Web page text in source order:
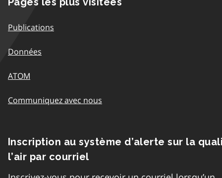
Publications
Données
ATOM
Communiquez avec nous
Inscription au système d’alerte sur la
l’air par courriel